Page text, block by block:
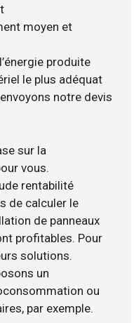
moyen et
produite
le plus adéquat
notre devis
sur la
vous.
rentabilité
de calculer le
de panneaux
profitables. Pour
solutions.
un
ou
par exemple.